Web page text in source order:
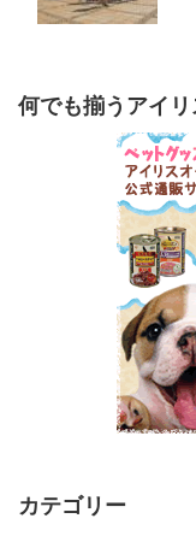
何でも揃うアイリ
カテゴリー